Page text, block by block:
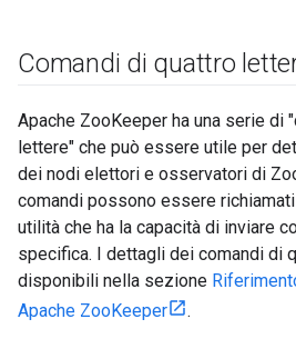
Comandi di quattro
Apache ZooKeeper ha una serie di
lettere" che può essere utile per
dei nodi elettori e osservatori di
comandi possono essere richiamati
utilità che ha la capacità di inviare
specifica. I dettagli dei comandi di
disponibili nella sezione
Apache ZooKeeper
.